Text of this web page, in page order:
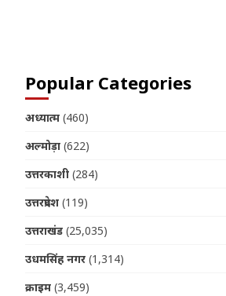
Popular Categories
अध्यात्म (460)
अल्मोड़ा (622)
उत्तरकाशी (284)
उत्तरप्रदेश (119)
उत्तराखंड (25,035)
उधमसिंह नगर (1,314)
क्राइम (3,459)